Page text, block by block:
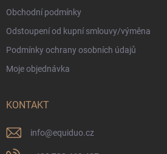
Obchodní podmínky
Odstoupení od kupní smlouvy/výměna
Podmínky ochrany osobních údajů
Moje objednávka
KONTAKT
info@equiduo.cz